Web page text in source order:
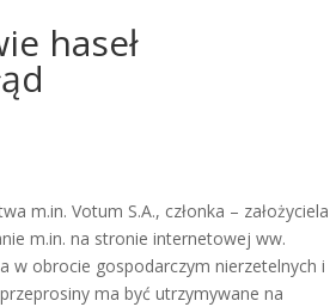
haseł
m.in. Votum S.A., członka – założyciela
m.in. na stronie internetowej ww.
w obrocie gospodarczym nierzetelnych i
ma być utrzymywane na